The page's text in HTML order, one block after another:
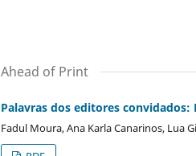
Ahead of Print
Palavras dos editores
Fadul Moura, Ana Karla Canarinos, Lua